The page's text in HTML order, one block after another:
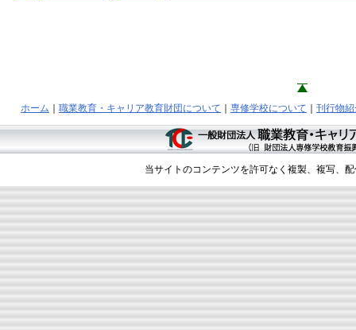
ホーム 職業教育・キャリア教育財団について 専修学校について 刊行物
当サイトのコンテンツを許可なく複製、複写、